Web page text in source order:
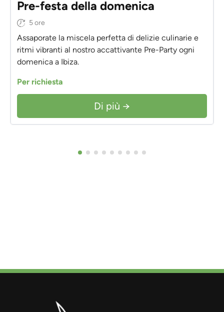
Pre-festa della domenica
5 ore
Assaporate la miscela perfetta di delizie culinarie e
ritmi vibranti al nostro accattivante Pre-Party ogni
domenica a Ibiza.
Per richiesta
Di più →